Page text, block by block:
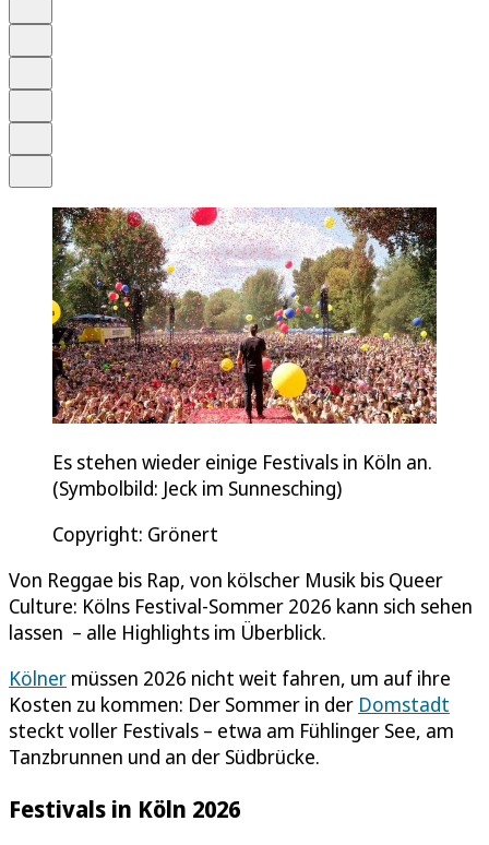
Es stehen wieder einige Festivals in Köln an.
(Symbolbild: Jeck im Sunnesching)
Copyright: Grönert
Von Reggae bis Rap, von kölscher Musik bis Queer
Culture: Kölns Festival-Sommer 2026 kann sich sehen
lassen – alle Highlights im Überblick.
Kölner müssen 2026 nicht weit fahren, um auf ihre
Kosten zu kommen: Der Sommer in der Domstadt
steckt voller Festivals – etwa am Fühlinger See, am
Tanzbrunnen und an der Südbrücke.
Festivals in Köln 2026